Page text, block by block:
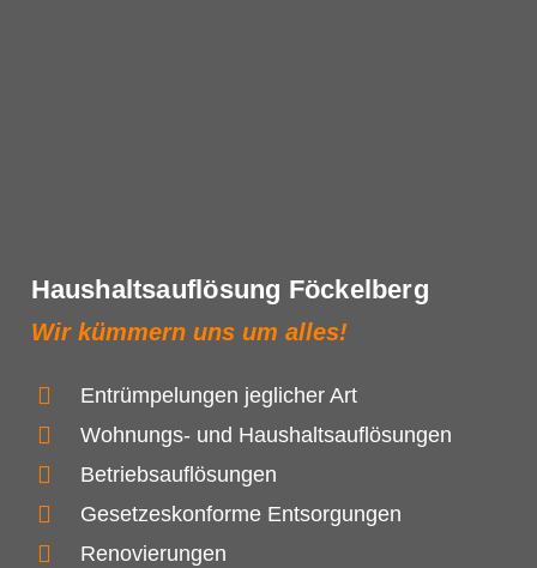
Haushaltsauflösung Föckelberg
Wir kümmern uns um alles!
Entrümpelungen jeglicher Art
Wohnungs- und Haushaltsauflösungen
Betriebsauflösungen
Gesetzeskonforme Entsorgungen
Renovierungen